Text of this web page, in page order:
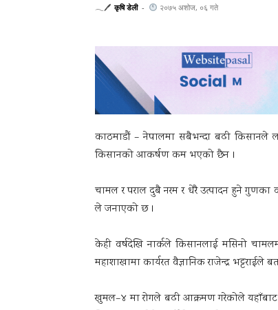
𓂃🖊 कृषि डेली - २०७५ अशोज, ०६ गते
काठमाडौं – नेपालमा सबैभन्दा बढी किसानले
किसानको आकर्षण कम भएको छैन ।
चामल र पराल दुबै नरम र धेरै उत्पादन हुने गुणका
ले जनाएको छ ।
केही वर्षदेखि नार्कले किसानलाई मसिनो
महाशाखामा कार्यरत वैज्ञानिक राजेन्द्र भट्टराईले
खुमल–४ मा रोगले बढी आक्रमण गरेकोले